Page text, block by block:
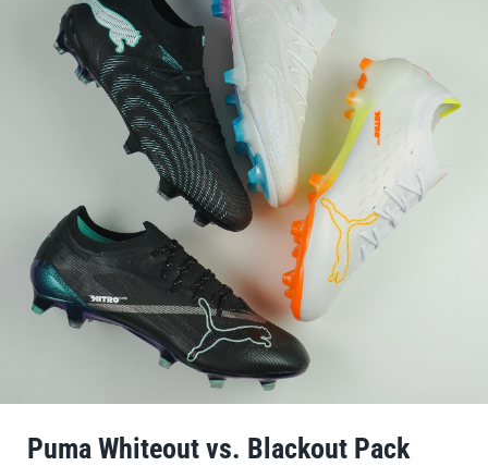
Puma Whiteout vs. Blackout Pack